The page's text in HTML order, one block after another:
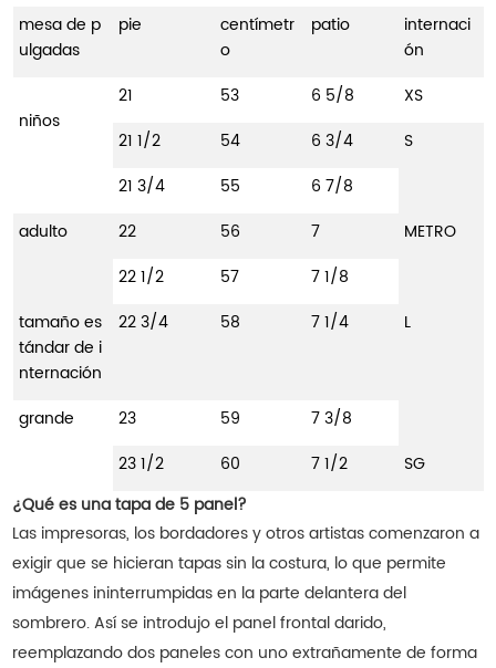
mesa de p
ulgadas
pie
centímetr
o
patio
internaci
ón
niños
21 53 6 5/8
XS
21 1/2
54 6 3/4
S
21 3/4
55
6 7/8
adulto
22 56 7
METRO
22 1/2
57
7 1/8
tamaño es
tándar de i
nternación
22 3/4 58 7 1/4 L
grande 23 59
7 3/8
23 1/2
60 7 1/2
SG
¿Qué es una tapa de 5 panel?
Las impresoras, los bordadores y otros artistas comenzaron a
exigir que se hicieran tapas sin la costura, lo que permite
imágenes ininterrumpidas en la parte delantera del
sombrero. Así se introdujo el panel frontal darido,
reemplazando dos paneles con uno extrañamente de forma